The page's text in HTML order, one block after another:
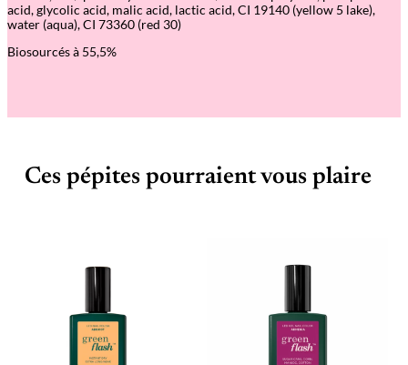
s
h
acid, glycolic acid, malic acid, lactic acid, CI 19140 (yellow 5 lake),
water (aqua), CI 73360 (red 30)
Biosourcés à 55,5%
Ces pépites pourraient vous plaire